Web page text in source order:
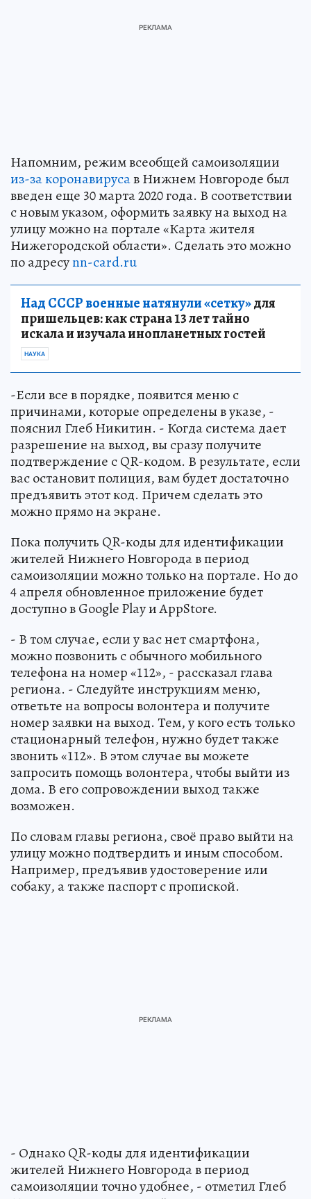
Напомним, режим всеобщей самоизоляции
из-за коронавирусав Нижнем Новгороде был
введен еще 30 марта 2020 года. В соответствии
с новым указом, оформить заявку на выход на
улицу можно на портале «Карта жителя
Нижегородской области». Сделать это можно
по адресуnn-card.ru
Над СССР военные натянули «сетку»для
пришельцев: как страна 13 лет тайно
искала и изучала инопланетных гостей
НАУКА
-Если все в порядке, появится меню с
причинами, которые определены в указе, -
пояснил Глеб Никитин. - Когда система дает
разрешение на выход, вы сразу получите
подтверждение с QR-кодом. В результате, если
вас остановит полиция, вам будет достаточно
предъявить этот код. Причем сделать это
можно прямо на экране.
Пока получить QR-коды для идентификации
жителей Нижнего Новгорода в период
самоизоляции можно только на портале. Но до
4 апреля обновленное приложение будет
доступно в Google Play и AppStore.
- В том случае, если у вас нет смартфона,
можно позвонить с обычного мобильного
телефона на номер «112», - рассказал глава
региона. - Следуйте инструкциям меню,
ответьте на вопросы волонтера и получите
номер заявки на выход. Тем, у кого есть только
стационарный телефон, нужно будет также
звонить «112». В этом случае вы можете
запросить помощь волонтера, чтобы выйти из
дома. В его сопровождении выход также
возможен.
По словам главы региона, своё право выйти на
улицу можно подтвердить и иным способом.
Например, предъявив удостоверение или
собаку, а также паспорт с пропиской.
- Однако QR-коды для идентификации
жителей Нижнего Новгорода в период
самоизоляции точно удобнее, - отметил Глеб